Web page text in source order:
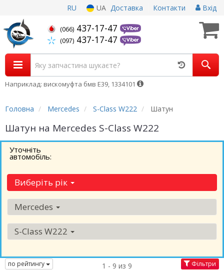
RU UA Доставка Контакти Вхід
(066) 437-17-47
(097) 437-17-47
Наприклад: вискомуфта бмв Е39, 1334101
Головна Mercedes S-Class W222 Шатун
Шатун на Mercedes S-Class W222
Уточніть
автомобіль:
Виберіть рік
Mercedes
S-Class W222
по рейтингу 1 - 9 из 9 Фільтри